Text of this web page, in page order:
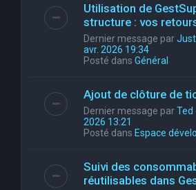
Utilisation de
structure : vos
Dernier message par
avr. 2026 19:34
Posté dans Général
Ajout de clôture de
Dernier message parTed
2026 13:21
Posté dans Espace
Suivi des
réutilisables dans